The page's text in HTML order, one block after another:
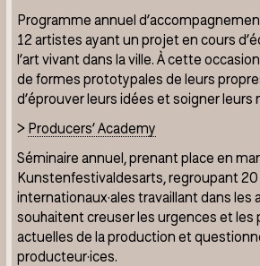
Programme annuel
12 artistes ayant un projet en cours
l’art vivant dans la ville. À cette
de formes prototypales de leurs
d’éprouver leurs idées et soigner leurs
> Producers’ Academy
Séminaire annuel, prenant place en
Kunstenfestivaldesarts, regroupant 20
internationaux·ales travaillant dans les
souhaitent creuser les urgences et les
actuelles de la production et
producteur·ices.